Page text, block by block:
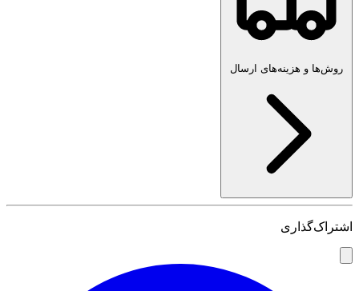
روش‌ها و هزینه‌های ارسال
اشتراک‌گذاری